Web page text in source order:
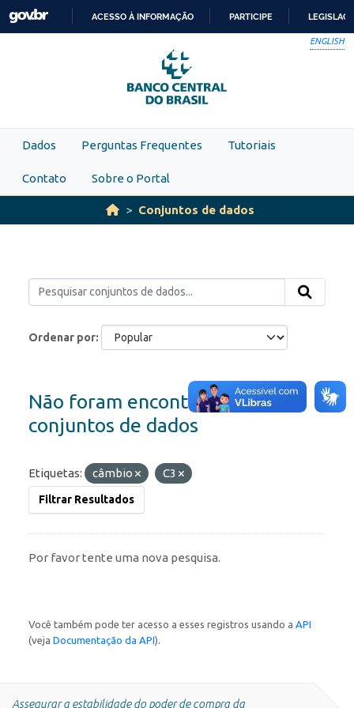
Skip to main content
PARA
O
CONTEÚDO
ACESSO À INFORMAÇÃO PARTICIPE
ENGLISH
Dados Perguntas Frequentes Tutoriais
Contato Sobre o Portal
Conjuntos de dados
Ordenar por
Não foram encontrados
conjuntos de dados
Etiquetas: câmbio C3
Filtrar Resultados
Por favor tente uma nova pesquisa.
Você também pode ter acesso a esses registros usando a API
(veja Documentação da API).
Assegurar a estabilidade do poder de compra da